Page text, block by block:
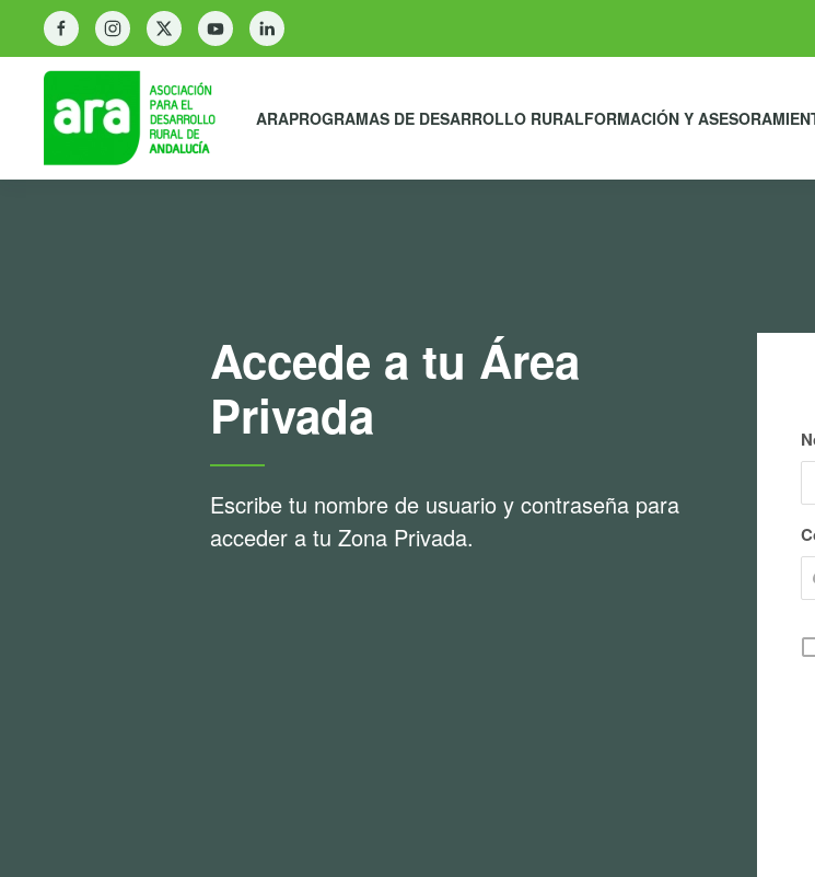
ARAPROGRAMAS DE DESARROLLO RURALFORMACIÓN Y
Accede a tu Área
Privada
Escribe tu nombre de usuario y contraseña para
acceder a tu Zona Privada.